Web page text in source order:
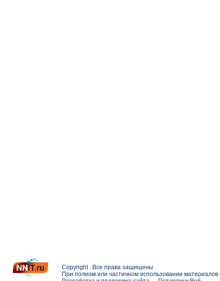
Copyright . Все права защищены
При полном или частичном использовании